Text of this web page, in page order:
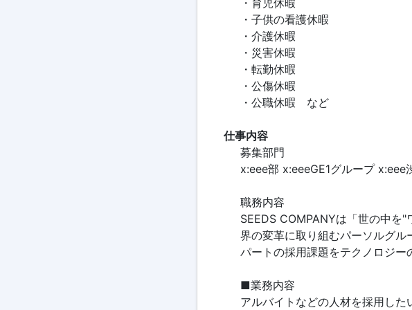
・子供の看護休暇
・介護休暇
・災害休暇
・転勤休暇
・公傷休暇
・公職休暇 など
仕事内容
募集部門
x:eee部 x:eeeGE1グループ
職務内容
SEEDS COMPANYは「世の中を
界の変革に取り組むパーソルグル
パートの採用課題をテクノロジー
■業務内容
アルバイトなどの人材を採用し